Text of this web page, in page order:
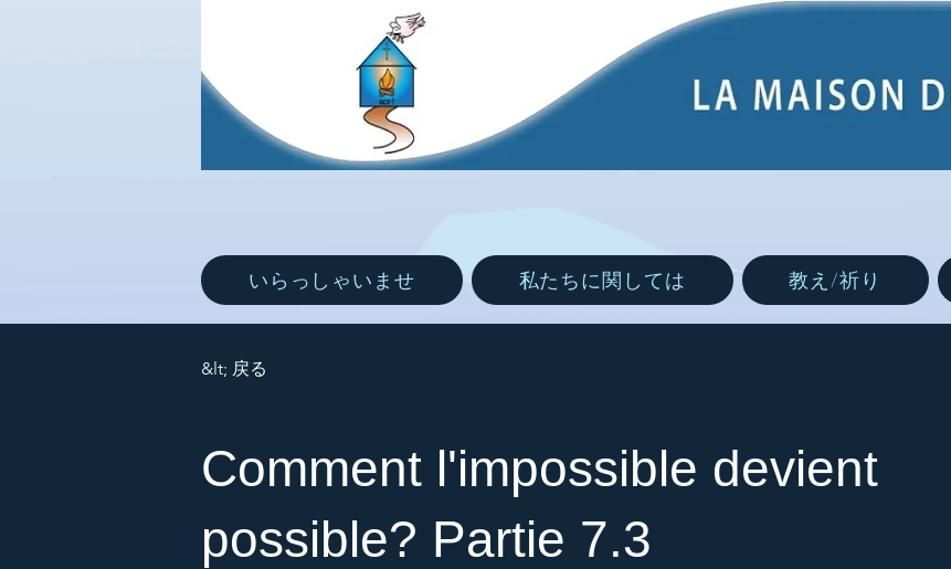
いらっしゃいませ 私たちに関しては 教え/祈り
&lt; 戻る
Comment l'impossible devient
possible? Partie 7.3